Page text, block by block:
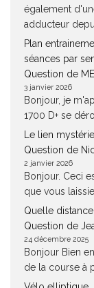
également
adducteur
Plan
séances par
Question de
3 janvier 2026
Bonjour, je
1700 D+ se
Le lien
Question de
2 janvier 2026
Bonjour. Ceci
que vous
Quelle
Question de
24 décembre 2025
Bonjour Bien
de la course à